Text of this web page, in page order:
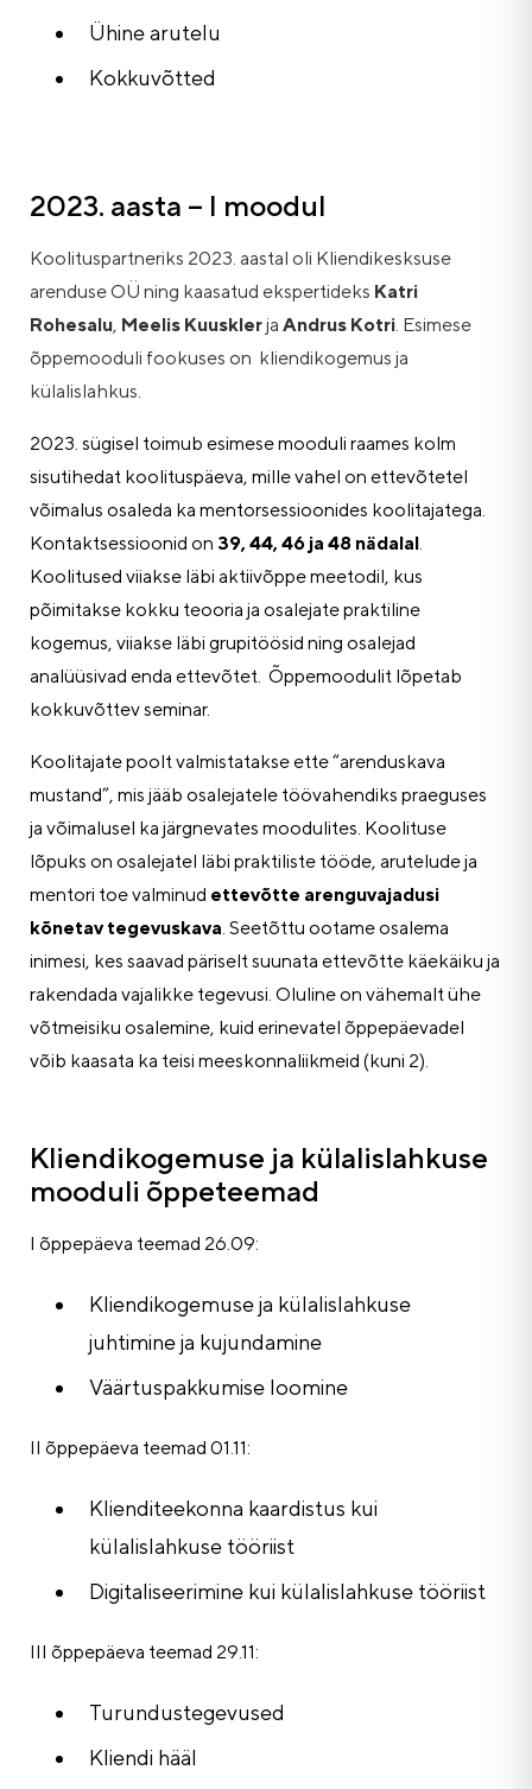
Ühine arutelu
Kokkuvõtted
2023. aasta – I moodul
Koolituspartneriks 2023. aastal oli Kliendikesksuse
arenduse OÜ ning kaasatud ekspertideks Katri
Rohesalu, Meelis Kuusklerja Andrus Kotri. Esimese
õppemooduli fookuses on kliendikogemus ja
külalislahkus.
2023. sügisel toimub esimese mooduli raames kolm
sisutihedat koolituspäeva, mille vahel on ettevõtetel
võimalus osaleda ka mentorsessioonides koolitajatega.
Kontaktsessioonid on 39, 44, 46 ja 48 nädalal.
Koolitused viiakse läbi aktiivõppe meetodil, kus
põimitakse kokku teooria ja osalejate praktiline
kogemus, viiakse läbi grupitöösid ning osalejad
analüüsivad enda ettevõtet. Õppemoodulit lõpetab
kokkuvõttev seminar.
Koolitajate poolt valmistatakse ette “arenduskava
mustand”, mis jääb osalejatele töövahendiks praeguses
ja võimalusel ka järgnevates moodulites. Koolituse
lõpuks on osalejatel läbi praktiliste tööde, arutelude ja
mentori toe valminud ettevõtte arenguvajadusi
kõnetav tegevuskava. Seetõttu ootame osalema
inimesi, kes saavad päriselt suunata ettevõtte käekäiku ja
rakendada vajalikke tegevusi. Oluline on vähemalt ühe
võtmeisiku osalemine, kuid erinevatel õppepäevadel
võib kaasata ka teisi meeskonnaliikmeid (kuni 2).
Kliendikogemuse ja külalislahkuse
mooduli õppeteemad
I õppepäeva teemad 26.09:
Kliendikogemuse ja külalislahkuse
juhtimine ja kujundamine
Väärtuspakkumise loomine
II õppepäeva teemad 01.11:
Klienditeekonna kaardistus kui
külalislahkuse tööriist
Digitaliseerimine kui külalislahkuse tööriist
III õppepäeva teemad 29.11:
Turundustegevused
Kliendi hääl